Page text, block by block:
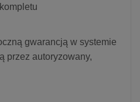
gwarancją w systemie
przez autoryzowany,